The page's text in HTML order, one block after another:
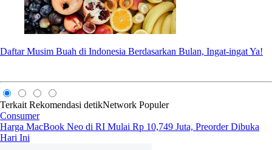
Daftar Musim Buah di Indonesia Berdasarkan Bulan, Ingat-ingat Ya!
Terkait Rekomendasi detikNetwork Populer
Consumer
Harga MacBook Neo di RI Mulai Rp 10,749 Juta, Preorder Dibuka
Hari Ini